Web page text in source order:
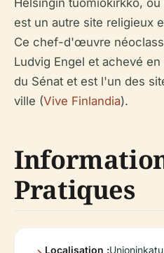
Helsingin tuomiokirkko,
est un autre site religieux
Ce chef-d'œuvre
Ludvig Engel et achevé
du Sénat et est l'un des
ville (Vive Finlandia).
Pratiques
Localisation :